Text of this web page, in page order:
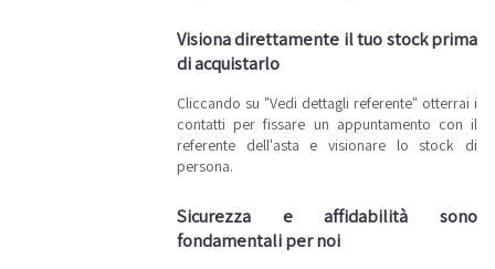
Visiona direttamente il tuo stock prima
di acquistarlo
Cliccando su "Vedi dettagli referente" otterrai i
contatti per fissare un appuntamento con il
referente dell'asta e visionare lo stock di
persona.
Sicurezza e affidabilità sono
fondamentali per noi